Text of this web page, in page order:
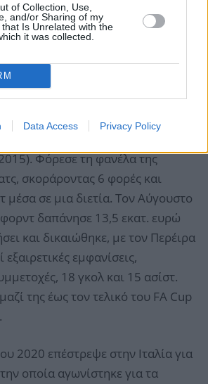
of Collection, Use,
and/or Sharing of my
Is Unrelated with the
it was collected.
Data Access Privacy Policy
του Ιταλικού ποδοσφαίρου
Φόρεσε τη φανέλα της
σκοράροντας 6 φορές και
μέσα σε μια διετία. Τον Αύγουστο
δαπάνησε 13,5 εκατ. ευρώ
και δικαιώθηκε, με τον Περέιρα
εμφανίσεις,
18 γκολ και 15 ασίστ.
της έως τον τελικό του FA Cup
2020 επέστρεψε στην Ιταλία για
οποία αγωνίστηκε για τα